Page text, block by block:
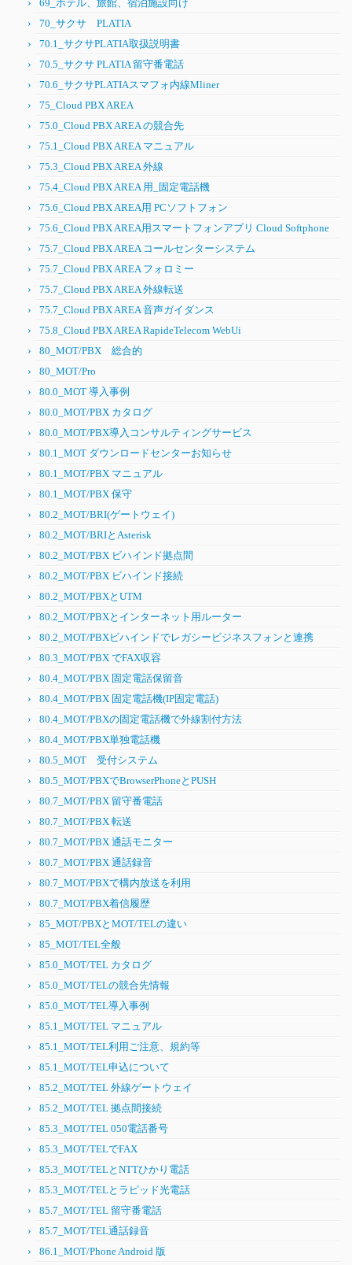
69_ホテル、旅館、宿泊施設向け
70_サクサ PLATIA
70.1_サクサPLATIA取扱説明書
70.5_サクサ PLATIA 留守番電話
70.6_サクサPLATIAスマフォ内線Mliner
75_Cloud PBX AREA
75.0_Cloud PBX AREA の競合先
75.1_Cloud PBX AREA マニュアル
75.3_Cloud PBX AREA 外線
75.4_Cloud PBX AREA 用_固定電話機
75.6_Cloud PBX AREA用 PCソフトフォン
75.6_Cloud PBX AREA用スマートフォンアプリ Cloud Softphone
75.7_Cloud PBX AREA コールセンターシステム
75.7_Cloud PBX AREA フォロミー
75.7_Cloud PBX AREA 外線転送
75.7_Cloud PBX AREA 音声ガイダンス
75.8_Cloud PBX AREA RapideTelecom WebUi
80_MOT/PBX 総合的
80_MOT/Pro
80.0_MOT 導入事例
80.0_MOT/PBX カタログ
80.0_MOT/PBX導入コンサルティングサービス
80.1_MOT ダウンロードセンターお知らせ
80.1_MOT/PBX マニュアル
80.1_MOT/PBX 保守
80.2_MOT/BRI(ゲートウェイ)
80.2_MOT/BRIとAsterisk
80.2_MOT/PBX ビハインド拠点間
80.2_MOT/PBX ビハインド接続
80.2_MOT/PBXとUTM
80.2_MOT/PBXとインターネット用ルーター
80.2_MOT/PBXビハインドでレガシービジネスフォンと連携
80.3_MOT/PBX でFAX収容
80.4_MOT/PBX 固定電話保留音
80.4_MOT/PBX 固定電話機(IP固定電話)
80.4_MOT/PBXの固定電話機で外線割付方法
80.4_MOT/PBX単独電話機
80.5_MOT 受付システム
80.5_MOT/PBXでBrowserPhoneとPUSH
80.7_MOT/PBX 留守番電話
80.7_MOT/PBX 転送
80.7_MOT/PBX 通話モニター
80.7_MOT/PBX 通話録音
80.7_MOT/PBXで構内放送を利用
80.7_MOT/PBX着信履歴
85_MOT/PBXとMOT/TELの違い
85_MOT/TEL全般
85.0_MOT/TEL カタログ
85.0_MOT/TELの競合先情報
85.0_MOT/TEL導入事例
85.1_MOT/TEL マニュアル
85.1_MOT/TEL利用ご注意、規約等
85.1_MOT/TEL申込について
85.2_MOT/TEL 外線ゲートウェイ
85.2_MOT/TEL 拠点間接続
85.3_MOT/TEL 050電話番号
85.3_MOT/TELでFAX
85.3_MOT/TELとNTTひかり電話
85.3_MOT/TELとラピッド光電話
85.7_MOT/TEL 留守番電話
85.7_MOT/TEL通話録音
86.1_MOT/Phone Android 版